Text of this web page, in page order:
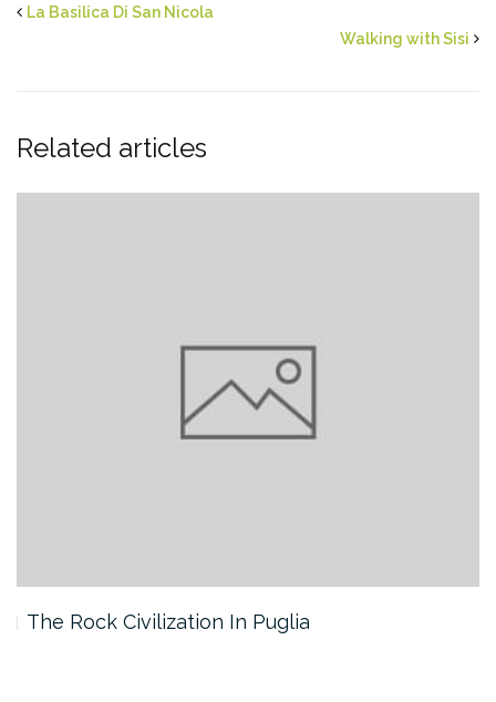
La Basilica Di San Nicola
Walking with Sisi
Related articles
The Rock Civilization In Puglia